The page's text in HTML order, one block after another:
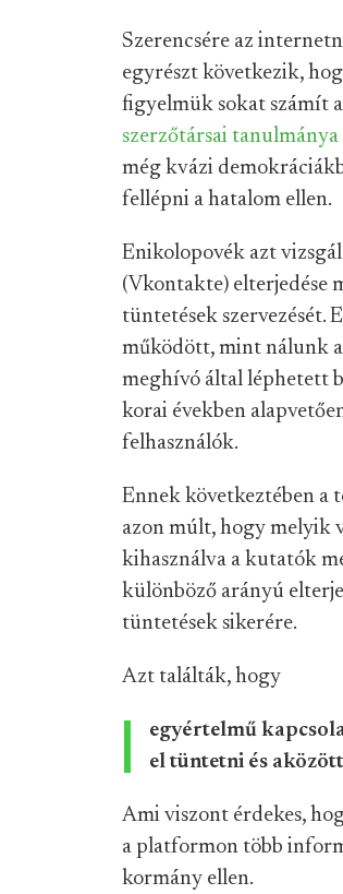
Szerencsére az
egyrészt következik,
figyelmük sokat számít
szerzőtársai tanulmánya
még kvázi
fellépni a hatalom ellen.
Enikolopovék azt
(Vkontakte) elterjedése
tüntetések szervezését.
működött, mint nálunk
meghívó által léphetett
korai években
felhasználók.
Ennek következtében a
azon múlt, hogy melyik
kihasználva a kutatók
különböző arányú
tüntetések sikerére.
Azt találták, hogy
egyértelmű
el tüntetni és
Ami viszont érdekes,
a platformon több
kormány ellen.